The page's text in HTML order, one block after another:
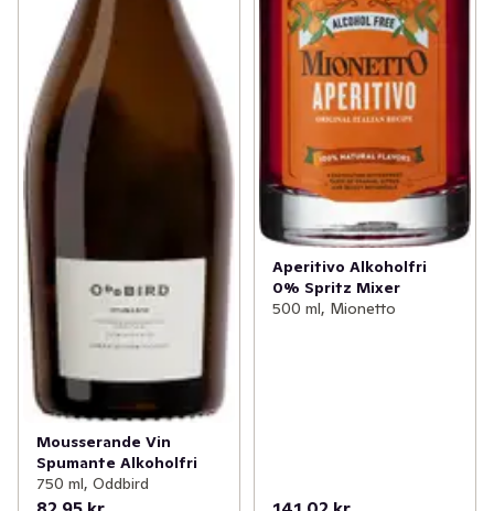
Mousserande Vin
Spumante Alkoholfri
750 ml, Oddbird
Aperitivo Alkoholfri
0% Spritz Mixer
500 ml, Mionetto